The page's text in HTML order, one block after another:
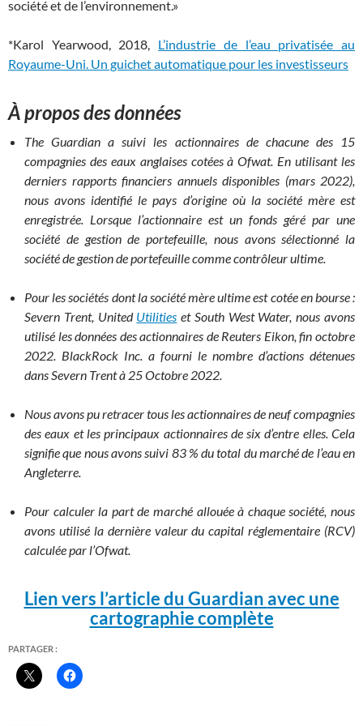
société et de l’environnement.»
*Karol Yearwood, 2018, L’industrie de l’eau privatisée au
Royaume-Uni. Un guichet automatique pour les investisseurs
À propos des données
The Guardian a suivi les actionnaires de chacune des 15
compagnies des eaux anglaises cotées à Ofwat. En utilisant les
derniers rapports financiers annuels disponibles (mars 2022),
nous avons identifié le pays d’origine où la société mère est
enregistrée. Lorsque l’actionnaire est un fonds géré par une
société de gestion de portefeuille, nous avons sélectionné la
société de gestion de portefeuille comme contrôleur ultime.
Pour les sociétés dont la société mère ultime est cotée en bourse :
Severn Trent, United Utilities et South West Water, nous avons
utilisé les données des actionnaires de Reuters Eikon, fin octobre
2022. BlackRock Inc. a fourni le nombre d’actions détenues
dans Severn Trent à 25 Octobre 2022.
Nous avons pu retracer tous les actionnaires de neuf compagnies
des eaux et les principaux actionnaires de six d’entre elles. Cela
signifie que nous avons suivi 83 % du total du marché de l’eau en
Angleterre.
Pour calculer la part de marché allouée à chaque société, nous
avons utilisé la dernière valeur du capital réglementaire (RCV)
calculée par l’Ofwat.
Lien vers l’article du Guardian avec une
cartographie complète
PARTAGER :